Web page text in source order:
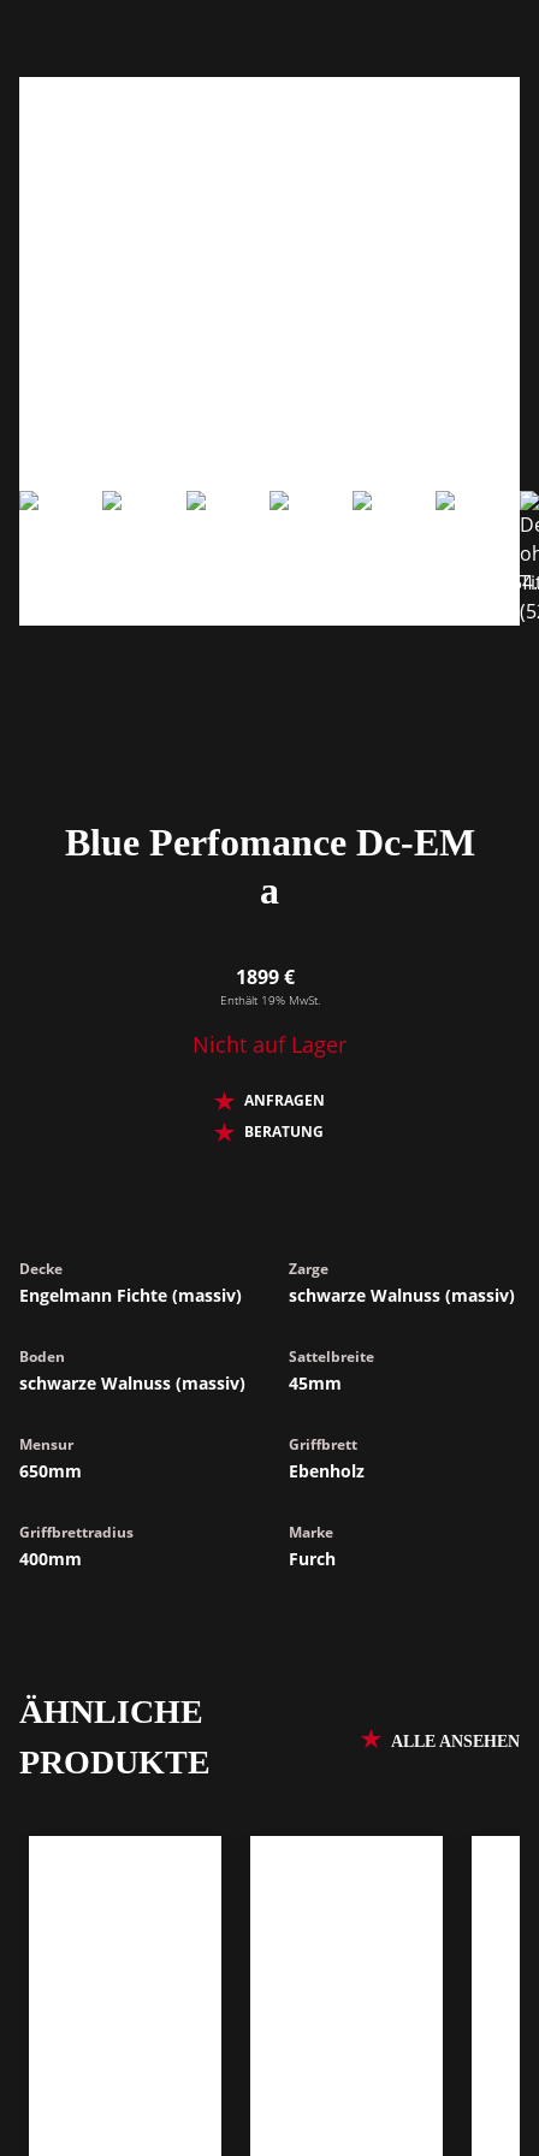
Blue Perfomance Dc-EM
a
1899 €
Enthält 19% MwSt.
Nicht auf Lager
ANFRAGEN
BERATUNG
Decke
Engelmann Fichte (massiv)
Zarge
schwarze Walnuss (massiv)
Boden
schwarze Walnuss (massiv)
Sattelbreite
45mm
Mensur
650mm
Griffbrett
Ebenholz
Griffbrettradius
400mm
Marke
Furch
ÄHNLICHE
PRODUKTE
ALLE ANSEHEN